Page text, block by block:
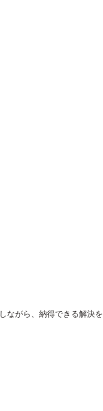
ながら、納得できる解決を